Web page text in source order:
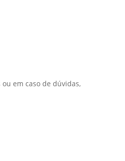
em caso de dúvidas,